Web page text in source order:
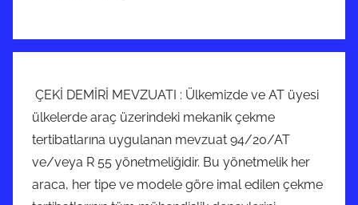
ÇEKİ DEMİRİ MEVZUATI : Ülkemizde ve AT üyesi
ülkelerde araç üzerindeki mekanik çekme
tertibatlarına uygulanan mevzuat 94/20/AT
ve/veya R 55 yönetmeliğidir. Bu yönetmelik her
araca, her tipe ve modele göre imal edilen çekme